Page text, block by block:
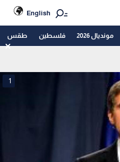
English
مونديال 2026 فلسطين طقس
1